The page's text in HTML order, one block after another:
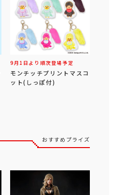
9月1日より順次登場予定
モンチッチプリントマスコ
ット(しっぽ付)
おすすめプライズ